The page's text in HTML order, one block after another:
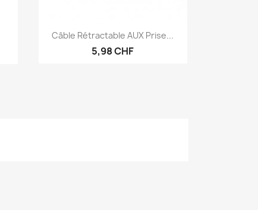
Aperçu rapide
Câble Rétractable AUX Prise...
5,98 CHF